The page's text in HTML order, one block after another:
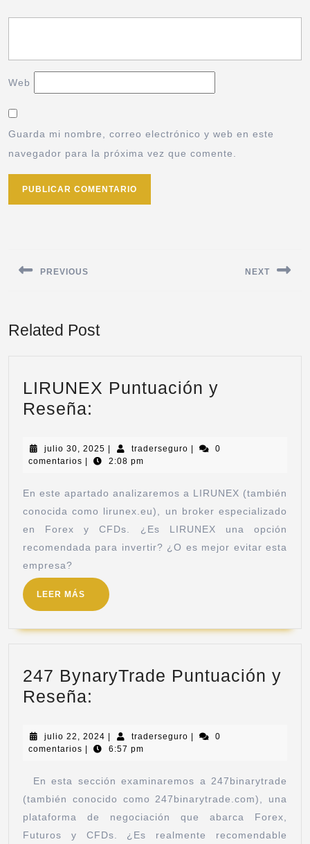
Web
Guarda mi nombre, correo electrónico y web en este
navegador para la próxima vez que comente.
PREVIOUS NEXT
Related Post
LIRUNEX Puntuación y
Reseña:
julio 30, 2025 | traderseguro |
0
comentarios | 2:08 pm
En este apartado analizaremos a LIRUNEX (también
conocida como lirunex.eu), un broker especializado
en Forex y CFDs. ¿Es LIRUNEX una opción
recomendada para invertir? ¿O es mejor evitar esta
empresa?
LEER MÁS
247 BynaryTrade Puntuación y
Reseña:
julio 22, 2024 | traderseguro |
0
comentarios | 6:57 pm
En esta sección examinaremos a 247binarytrade
(también conocido como 247binarytrade.com), una
plataforma de negociación que abarca Forex,
Futuros y CFDs. ¿Es realmente recomendable